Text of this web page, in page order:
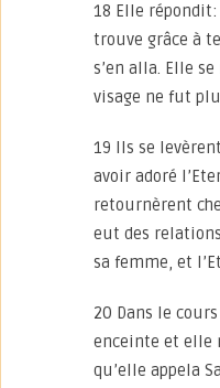
18 Elle
trouve grâce à
s’en alla. Elle
visage ne fut
19 Ils se
avoir adoré
retournèrent
eut des
sa femme, et
20 Dans le
enceinte et elle
qu’elle appela